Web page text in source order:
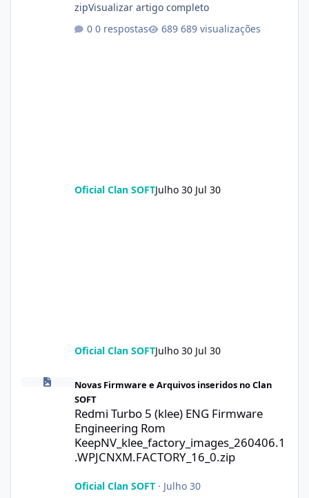
zipVisualizar artigo completo
0 respostas
689 visualizações
Oficial Clan SOFTJulho 30 Jul 30
Oficial Clan SOFTJulho 30 Jul 30
Redmi Turbo 5 (klee) ENG Firmware Engineering Rom
Novas Firmware e Arquivos inseridos no Clan
SOFT
Redmi Turbo 5 (klee) ENG Firmware
Engineering Rom
KeepNV_klee_factory_images_260406.1
.WPJCNXM.FACTORY_16_0.zip
Oficial Clan SOFT· Julho 30